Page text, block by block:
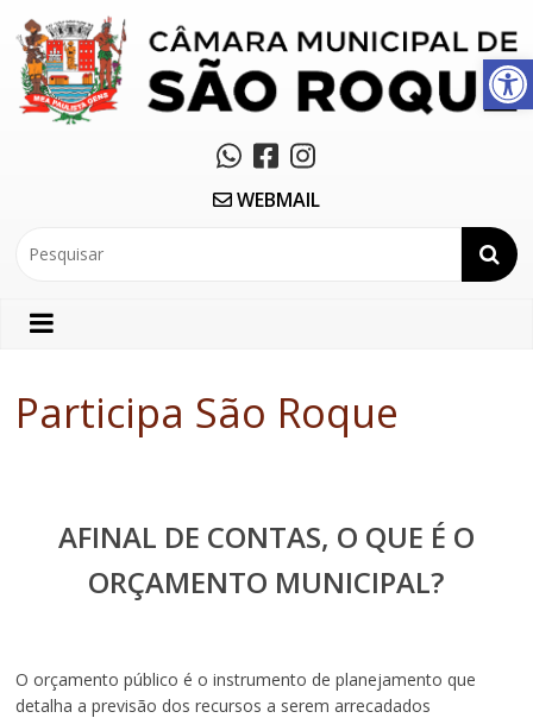
Abrir a barra de ferramentas
WEBMAIL
Participa São Roque
AFINAL DE CONTAS, O QUE É O
ORÇAMENTO MUNICIPAL?
O orçamento público é o instrumento de planejamento que
detalha a previsão dos recursos a serem arrecadados